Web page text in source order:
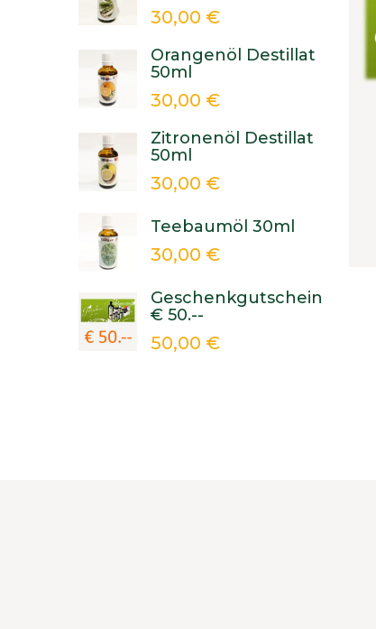
30,00 €
Orangenöl Destillat
50ml
30,00 €
Zitronenöl Destillat
50ml
30,00 €
Teebaumöl 30ml
30,00 €
Geschenkgutschein
€ 50.--
50,00 €